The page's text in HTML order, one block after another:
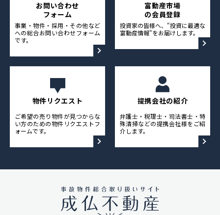
お問い合わせ
フォーム
事業・物件・採用・その他など
への総合お問い合わせフォーム
です。
富動産市場
の会員登録
投資家の皆様へ、"投資に最適な
富動産情報"をお届けします。
物件リクエスト
ご希望の売り物件が見つからな
い方のための物件リクエストフ
ォームです。
提携会社の紹介
弁護士・税理士・司法書士・特
殊清掃などの提携会社様をご紹
介します。